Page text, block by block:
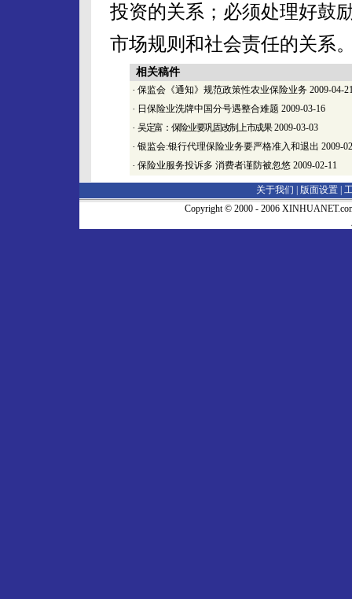
投资的关系；必须处理好鼓
市场规则和社会责任的关系
相关稿件
· 保监会《通知》规范政策性农业保险业务 2009-04-
· 日保险业洗牌中国分号遇整合难题 2009-03-16
· 吴定富：保险业要巩固改制上市成果2009-03-03
· 银监会:银行代理保险业务要严格准入和退出 2009-
· 保险业服务投诉多 消费者谨防被忽悠 2009-02-11
关于我们 | 版面设置
Copyright © 2000 - 2006